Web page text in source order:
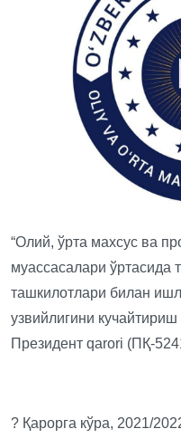
“Олий, ўрта махсус ва
муассасалари
ташкилотлари билан
узвийлигини кучайтириш
Президент qarori (ПҚ-
? Қарорга кўра, 2021/